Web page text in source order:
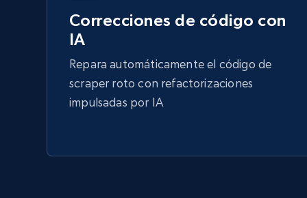
Correcciones de código con
IA
Repara automáticamente el código de
scraper roto con refactorizaciones
impulsadas por IA